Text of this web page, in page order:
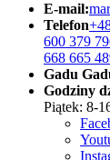
E-mail:
Telefon
600 379
668 665
Gadu
Godziny
Piątek: 8-